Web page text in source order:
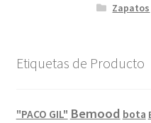
Zapatos
Etiquetas de Producto
"PACO GIL" Bemood bota